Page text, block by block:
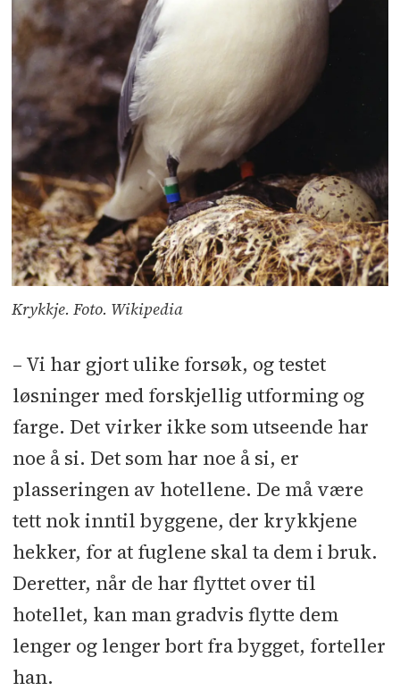
Krykkje. Foto. Wikipedia
– Vi har gjort ulike forsøk, og testet
løsninger med forskjellig utforming og
farge. Det virker ikke som utseende har
noe å si. Det som har noe å si, er
plasseringen av hotellene. De må være
tett nok inntil byggene, der krykkjene
hekker, for at fuglene skal ta dem i bruk.
Deretter, når de har flyttet over til
hotellet, kan man gradvis flytte dem
lenger og lenger bort fra bygget, forteller
han.